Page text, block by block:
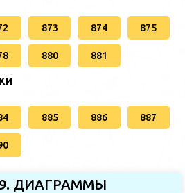
873 874 875
880 881
885 886 887
9. ДИАГРАММЫ